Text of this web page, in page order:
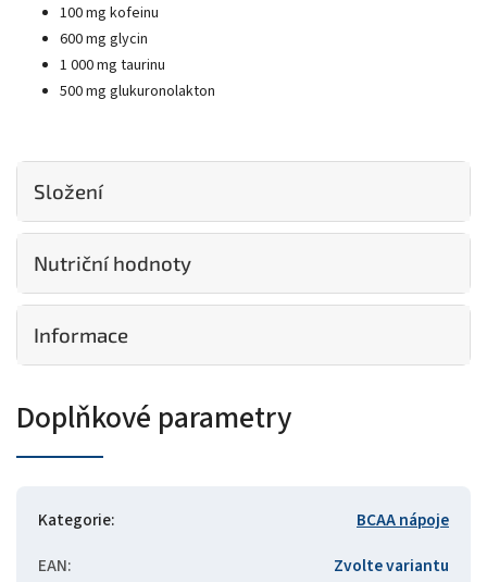
100 mg kofeinu
600 mg glycin
1 000 mg taurinu
500 mg glukuronolakton
Složení
Nutriční hodnoty
Informace
Doplňkové parametry
Kategorie:
BCAA nápoje
EAN: Zvolte variantu